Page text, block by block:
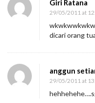
Giri Ratana
29/05/2011 at
dicari orang
anggun
29/05/2011 at